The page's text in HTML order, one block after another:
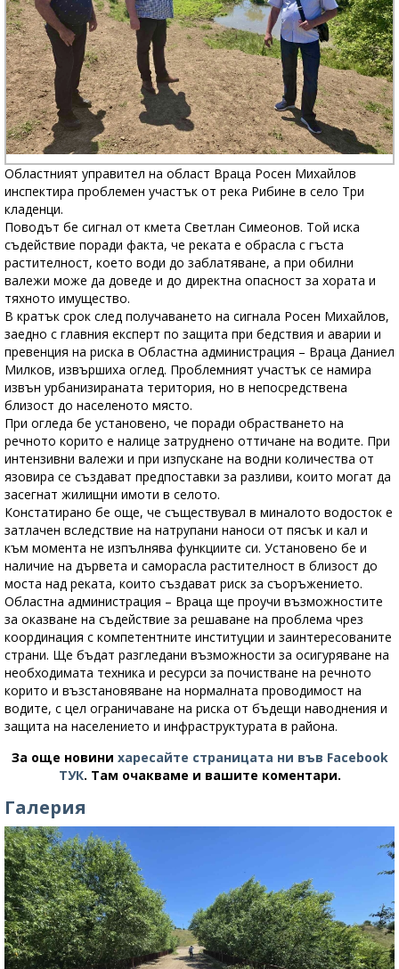
Областният управител на област Враца Росен Михайлов
инспектира проблемен участък от река Рибине в село Три
кладенци.
Поводът бе сигнал от кмета Светлан Симеонов. Той иска
съдействие поради факта, че реката е обрасла с гъста
растителност, което води до заблатяване, а при обилни
валежи може да доведе и до директна опасност за хората и
тяхното имущество.
В кратък срок след получаването на сигнала Росен Михайлов,
заедно с главния експерт по защита при бедствия и аварии и
превенция на риска в Областна администрация – Враца Даниел
Милков, извършиха оглед. Проблемният участък се намира
извън урбанизираната територия, но в непосредствена
близост до населеното място.
При огледа бе установено, че поради обрастването на
речното корито е налице затруднено оттичане на водите. При
интензивни валежи и при изпускане на водни количества от
язовира се създават предпоставки за разливи, които могат да
засегнат жилищни имоти в селото.
Констатирано бе още, че съществувал в миналото водосток е
затлачен вследствие на натрупани наноси от пясък и кал и
към момента не изпълнява функциите си. Установено бе и
наличие на дървета и саморасла растителност в близост до
моста над реката, които създават риск за съоръжението.
Областна администрация – Враца ще проучи възможностите
за оказване на съдействие за решаване на проблема чрез
координация с компетентните институции и заинтересованите
страни. Ще бъдат разгледани възможности за осигуряване на
необходимата техника и ресурси за почистване на речното
корито и възстановяване на нормалната проводимост на
водите, с цел ограничаване на риска от бъдещи наводнения и
защита на населението и инфраструктурата в района.
За още новини харесайте страницата ни във Facebook
ТУК. Там очакваме и вашите коментари.
Галерия